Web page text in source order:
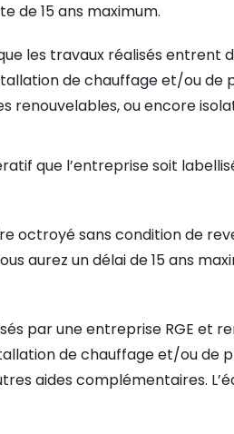
de 15 ans maximum.
les travaux réalisés entrent
de chauffage et/ou de
renouvelables, ou encore
que l’entreprise soit
octroyé sans condition de
aurez un délai de 15 ans
par une entreprise RGE et
de chauffage et/ou de
aides complémentaires.